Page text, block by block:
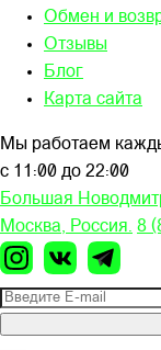
Обмен и
Отзывы
Блог
Карта сайта
Мы работаем
с 11:00 до 22:00
Большая
Москва, Россия. 8